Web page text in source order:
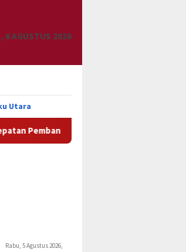
6 AGUSTUS 2026
Utara
Daerah
Rabu, 5 Agustus 2026,